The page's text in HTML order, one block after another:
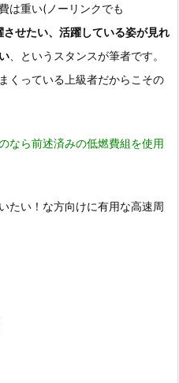
は重い(ノーリンクでも
させたい、活躍している姿が見れ
、というスタンスが筆者です。
くっている上級者だからこその
なら前述済みの低燃費組を使用
たい！な方向けに有用な高速周